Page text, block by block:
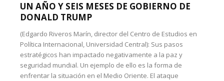
UN AÑO Y SEIS MESES DE GOBIERNO DE
DONALD TRUMP
(Edgardo Riveros Marín, director del Centro de Estudios en
Política Internacional, Universidad Central): Sus pasos
estratégicos han impactado negativamente a la paz y
seguridad mundial. Un ejemplo de ello es la forma de
enfrentar la situación en el Medio Oriente. El ataque